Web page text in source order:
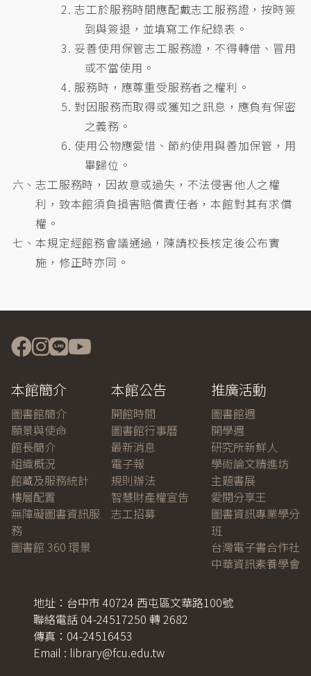
2. 志工於服務時間應配戴志工服務證，按時簽
到與簽退，並填寫工作紀錄表。
3. 妥善使用保管志工服務證，不得轉借、冒用
或不當使用。
4. 服務時，應尊重受服務者之權利。
5. 對因服務而取得或獲知之訊息，應負有保密
之義務。
6. 使用公物應愛惜、節約使用與善加保管，用
畢歸位。
六、志工服務時，因故意或過失，不法侵害他人之權
利，致本館須負損害賠償責任者，本館對其有求償
權。
七、本規定經館務會議通過，陳請校長核定後公布實
施，修正時亦同。
本館簡介
圖書館簡介
願景與使命
館長簡介
組織概況
館藏及服務統計
樓層配置
無障礙圖書資訊服
務
圖書館 360 環景
本館公告
開館時間
圖書館行事曆
最新消息
電子報
規則辦法
智慧財產權宣告
志工招募
推廣活動
圖書館週
開學週
研究所新鮮人
學術論文精進坊
主題書展
愛閱分享王
圖書資訊專業學分
班
台灣電子書合作社
中華資訊素養學會
地址：台中市 40724 西屯區文華路100號
聯絡電話 04-24517250 轉 2682
傳真：04-24516453
Email : library@fcu.edu.tw